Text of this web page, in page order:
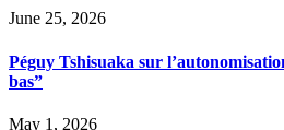
June 25, 2026
Péguy Tshisuaka sur
bas”
May 1, 2026